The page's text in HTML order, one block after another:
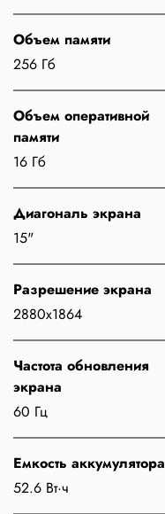
Объем памяти
256 Гб
Объем оперативной
памяти
16 Гб
Диагональ экрана
15"
Разрешение экрана
2880x1864
Частота обновления
экрана
60 Гц
Емкость аккумулятора
52.6 Вт·ч